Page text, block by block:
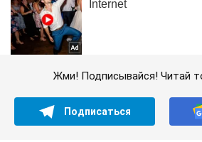
Жми! Подписывайся! Читай
Подписаться